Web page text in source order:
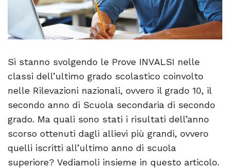
Si stanno svolgendo le Prove INVALSI nelle
classi dell’ultimo grado scolastico coinvolto
nelle Rilevazioni nazionali, ovvero il grado 10, il
secondo anno di Scuola secondaria di secondo
grado. Ma quali sono stati i risultati dell’anno
scorso ottenuti dagli allievi più grandi, ovvero
quelli iscritti all’ultimo anno di scuola
superiore? Vediamoli insieme in questo articolo.